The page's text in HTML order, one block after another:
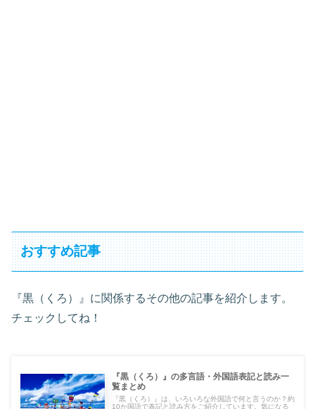
おすすめ記事
『黒（くろ）』に関係するその他の記事を紹介します。
チェックしてね！
『黒（くろ）』の多言語・外国語表記と読み一
覧まとめ
『黒（くろ）』は、いろいろな外国語で何と言うのか？約
10か国語で表記と読み方をご紹介しています。気になる